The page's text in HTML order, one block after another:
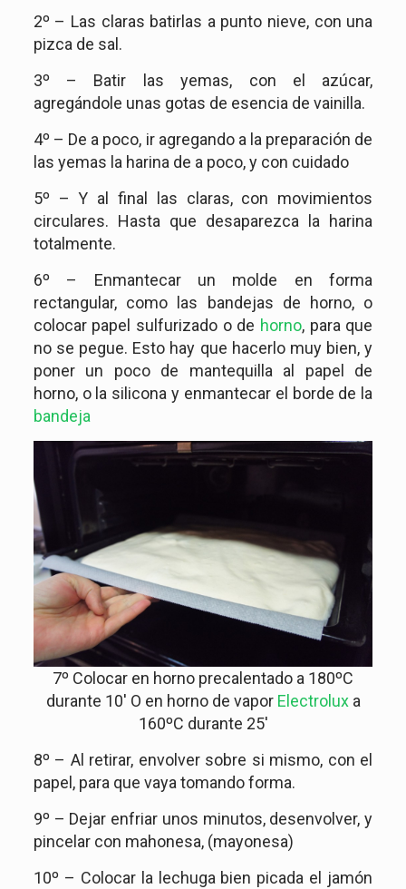
2º – Las claras batirlas a punto nieve, con una
pizca de sal.
3º – Batir las yemas, con el azúcar,
agregándole unas gotas de esencia de vainilla.
4º – De a poco, ir agregando a la preparación de
las yemas la harina de a poco, y con cuidado
5º – Y al final las claras, con movimientos
circulares. Hasta que desaparezca la harina
totalmente.
6º – Enmantecar un molde en forma
rectangular, como las bandejas de horno, o
colocar papel sulfurizado o de horno, para que
no se pegue. Esto hay que hacerlo muy bien, y
poner un poco de mantequilla al papel de
horno, o la silicona y enmantecar el borde de la
bandeja
7º Colocar en horno precalentado a 180ºC
durante 10′ O en horno de vapor Electroluxa
160ºC durante 25′
8º – Al retirar, envolver sobre si mismo, con el
papel, para que vaya tomando forma.
9º – Dejar enfriar unos minutos, desenvolver, y
pincelar con mahonesa, (mayonesa)
10º – Colocar la lechuga bien picada el jamón